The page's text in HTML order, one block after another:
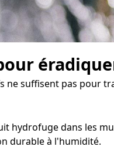
ne suffisent pas pour
hydrofuge dans les
durable à l'humidité.